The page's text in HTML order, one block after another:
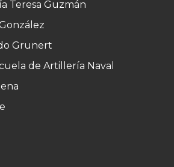
Teresa Guzmán
Grunert
de Artillería Naval